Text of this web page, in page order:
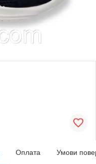
Оплата Умови